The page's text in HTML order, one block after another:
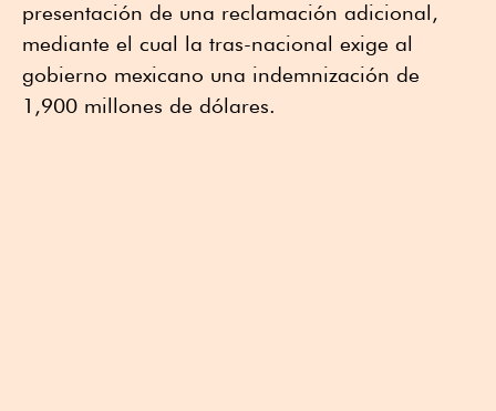
presentación de una reclamación adicional,
mediante el cual la tras-nacional exige al
gobierno mexicano una indemnización de
1,900 millones de dólares.